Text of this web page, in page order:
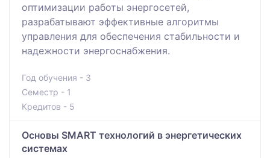
оптимизации работы энергосетей,
разрабатывают эффективные алгоритмы
управления для обеспечения стабильности и
надежности энергоснабжения.
Год обучения - 3
Семестр - 1
Кредитов - 5
Основы SMART технологий в энергетических
системах